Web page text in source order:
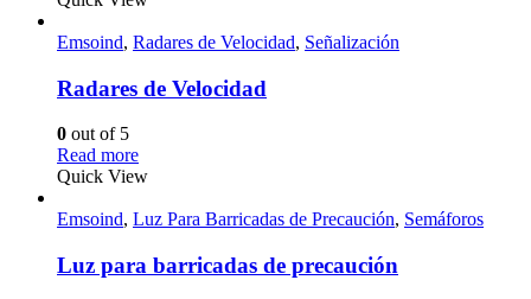
Emsoind, Radares de Velocidad, Señalización
Radares de Velocidad
0 out of 5
Read more
Quick View
Emsoind, Luz Para Barricadas de Precaución, Semáforos
Luz para barricadas de precaución